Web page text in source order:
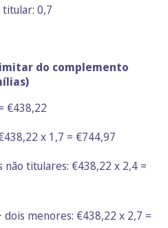
titular: 0,7
do complemento
€438,22
x 1,7 = €744,97
titulares: €438,22 x 2,4 =
menores: €438,22 x 2,7 =